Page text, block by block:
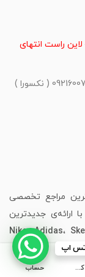
راست انتهای
مراجع تخصصی
ارائه‌ی جدیدترین
Nike،Adidas،
و لذت‌بخش از خرید
نوار کناری را باز کنید حساب
اپ